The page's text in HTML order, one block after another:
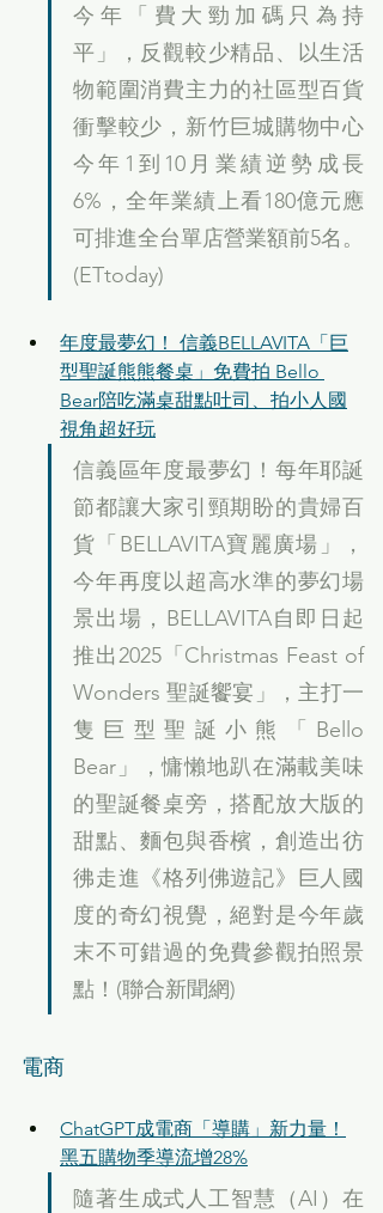
今年「費大勁加碼只為持
平」，反觀較少精品、以生活
物範圍消費主力的社區型百貨
衝擊較少，新竹巨城購物中心
今年1到10月業績逆勢成長
6%，全年業績上看180億元應
可排進全台單店營業額前5名。
(ETtoday)
年度最夢幻！ 信義BELLAVITA「巨
型聖誕熊熊餐桌」免費拍 Bello
Bear陪吃滿桌甜點吐司、拍小人國
視角超好玩
信義區年度最夢幻！每年耶誕
節都讓大家引頸期盼的貴婦百
貨「BELLAVITA寶麗廣場」，
今年再度以超高水準的夢幻場
景出場，BELLAVITA自即日起
推出2025「Christmas Feast of
Wonders 聖誕饗宴」，主打一
隻巨型聖誕小熊「Bello
Bear」，慵懶地趴在滿載美味
的聖誕餐桌旁，搭配放大版的
甜點、麵包與香檳，創造出彷
彿走進《格列佛遊記》巨人國
度的奇幻視覺，絕對是今年歲
末不可錯過的免費參觀拍照景
點！(聯合新聞網)
電商
ChatGPT成電商「導購」新力量！
黑五購物季導流增28%
隨著生成式人工智慧（AI）在